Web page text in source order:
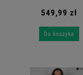
549,99 zł
Do koszyka